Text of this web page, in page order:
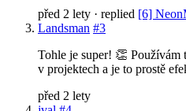
před 2 lety · replied [6]
Landsman #3
Tohle je super! 👏 Používám
v projektech a je to prostě
před 2 lety